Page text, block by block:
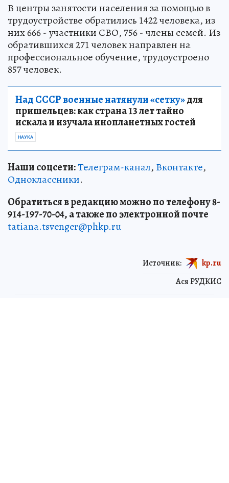
В центры занятости населения за помощью в
трудоустройстве обратились 1422 человека, из
них 666 - участники СВО, 756 - члены семей. Из
обратившихся 271 человек направлен на
профессиональное обучение, трудоустроено
857 человек.
Над СССР военные натянули «сетку»для
пришельцев: как страна 13 лет тайно
искала и изучала инопланетных гостей
НАУКА
Наши соцсети:Телеграм-канал, Вконтакте,
Одноклассники.
Обратиться в редакцию можно по телефону 8-
914-197-70-04, а также по электронной почте
tatiana.tsvenger@phkp.ru
Ася РУДКИС
Источник: kp.ru